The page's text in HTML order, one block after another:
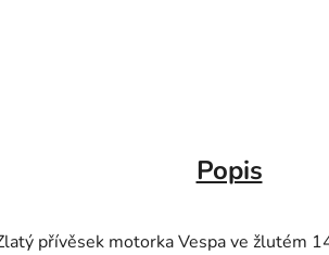
Popis
přívěsek motorka Vespa ve žlutém